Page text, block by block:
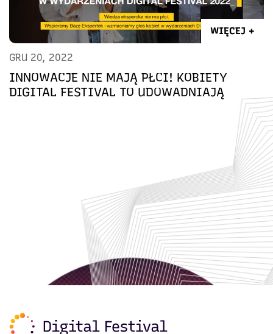
WIĘCEJ +
GRU 20, 2022
INNOWACJE NIE MAJĄ PŁCI! KOBIETY
DIGITAL FESTIVAL TO UDOWADNIAJĄ